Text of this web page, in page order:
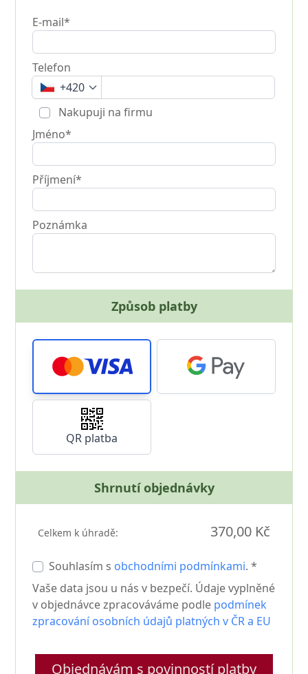
E-mail*
Telefon
+420
Nakupuji na firmu
Jméno*
Příjmení*
Poznámka
Způsob platby
QR platba
Shrnutí objednávky
Celkem k úhradě: 370,00 Kč
Souhlasím s obchodními podmínkami. *
Vaše data jsou u nás v bezpečí. Údaje vyplněné
v objednávce zpracováváme podle podmínek
zpracování osobních údajů platných v ČR a EU
Objednávám s povinností platby